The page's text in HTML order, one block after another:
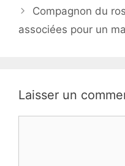
Compagnon du
associées pour un
Laisser un